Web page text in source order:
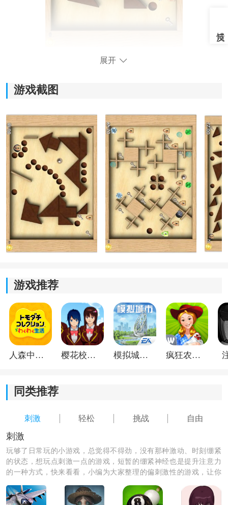
*高度仿真度的3D模型和画面风格，让玩家身临其境。
*自由选择冒险和挑战各种关卡，增加游戏的自由度和挑
战性。
*简单的游戏操作，即使新手也能轻松上手。
*提供非常好的游戏冒险感，让玩家沉浸其中。
《球球迷宫3D》游戏优势：
1.多种冒险模式，让玩家拥有更多选择和不同的游戏体
验。
2.购买不同的球来完成任务，增加了游戏的可玩性。
展开
游戏截图
游戏推荐
人森中文版 樱花校园模拟器1.048.00中文版 模拟城市我是巿长联机版 疯狂农场3美国派19
同类推荐
刺激 轻松 挑战 自由
刺激
玩够了日常玩的小游戏，总觉得不得劲，没有那种激动、时刻绷紧
的状态，想玩点刺激一点的游戏，短暂的绷紧神经也是提升注意力
的一种方式，快来看看，小编为大家整理的偏刺激性的游戏，让你